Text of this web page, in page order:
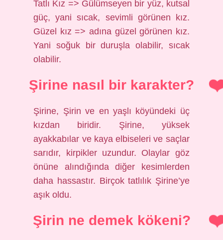
Tatlı Kız => Gülümseyen bir yüz, kutsal
güç, yani sıcak, sevimli görünen kız.
Güzel kız => adına güzel görünen kız.
Yani soğuk bir duruşla olabilir, sıcak
olabilir.
Şirine nasıl bir karakter?
Şirine, Şirin ve en yaşlı köyündeki üç
kızdan biridir. Şirine, yüksek
ayakkabılar ve kaya elbiseleri ve saçlar
sarıdır, kirpikler uzundur. Olaylar göz
önüne alındığında diğer kesimlerden
daha hassastır. Birçok tatlılık Şirine’ye
aşık oldu.
Şirin ne demek kökeni?